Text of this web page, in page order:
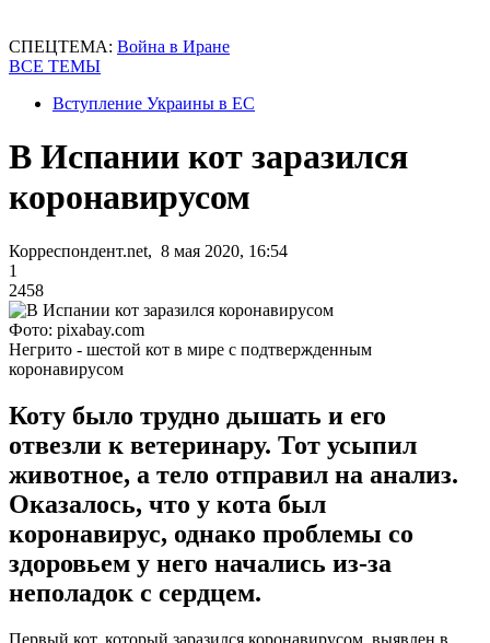
СПЕЦТЕМА: Война в Иране
ВСЕ ТЕМЫ
Вступление Украины в ЕС
В Испании кот заразился
коронавирусом
Корреспондент.net, 8 мая 2020, 16:54
1
2458
Фото: pixabay.com
Негрито - шестой кот в мире с подтвержденным
коронавирусом
Коту было трудно дышать и его
отвезли к ветеринару. Тот усыпил
животное, а тело отправил на анализ.
Оказалось, что у кота был
коронавирус, однако проблемы со
здоровьем у него начались из-за
неполадок с сердцем.
Первый кот, который заразился коронавирусом, выявлен в